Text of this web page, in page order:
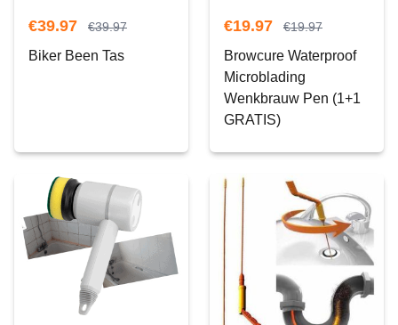
€39.97 €39.97
Biker Been Tas
€19.97 €19.97
Browcure Waterproof
Microblading
Wenkbrauw Pen (1+1
GRATIS)